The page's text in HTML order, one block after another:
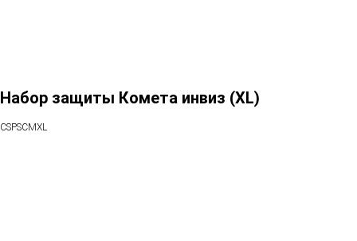
Набор защиты Комета инвиз (XL)
CSPSCMXL